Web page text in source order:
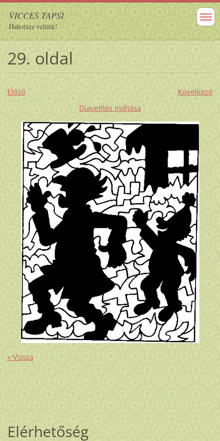
VICCES TAPSI
Hahotázz velünk!
29. oldal
Előző
Következő
Diavetítés indítása
« Vissza
Elérhetőség